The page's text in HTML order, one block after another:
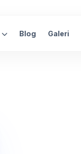
Blog Galeri